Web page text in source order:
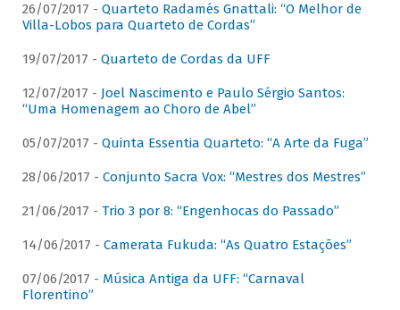
26/07/2017 - Quarteto Radamés Gnattali: “O Melhor de
Villa-Lobos para Quarteto de Cordas”
19/07/2017 - Quarteto de Cordas da UFF
12/07/2017 - Joel Nascimento e Paulo Sérgio Santos:
“Uma Homenagem ao Choro de Abel”
05/07/2017 - Quinta Essentia Quarteto: “A Arte da Fuga”
28/06/2017 - Conjunto Sacra Vox: “Mestres dos Mestres”
21/06/2017 - Trio 3 por 8: “Engenhocas do Passado”
14/06/2017 - Camerata Fukuda: “As Quatro Estações”
07/06/2017 - Música Antiga da UFF: “Carnaval
Florentino”